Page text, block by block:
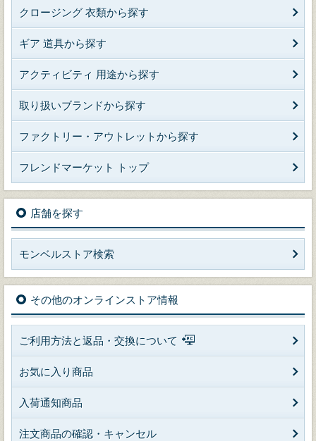
クロージング 衣類から探す
ギア 道具から探す
アクティビティ 用途から探す
取り扱いブランドから探す
ファクトリー・アウトレットから探す
フレンドマーケット トップ
店舗を探す
モンベルストア検索
その他のオンラインストア情報
ご利用方法と返品・交換について
お気に入り商品
入荷通知商品
注文商品の確認・キャンセル